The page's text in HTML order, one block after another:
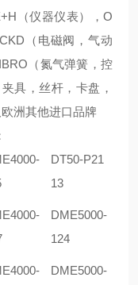
（仪器仪表），O
（电磁阀，气动
（氮气弹簧，控
具，丝杆，卡盘，
洲其他进口品牌
DT50-P21
13
DME5000-
124
DME5000-